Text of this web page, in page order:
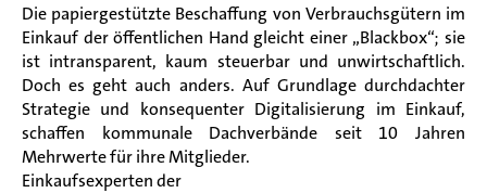
Die papiergestützte Beschaffung von Verbrauchsgütern im
Einkauf der öffentlichen Hand gleicht einer „Blackbox“; sie
ist intransparent, kaum steuerbar und unwirtschaftlich.
Doch es geht auch anders. Auf Grundlage durchdachter
Strategie und konsequenter Digitalisierung im Einkauf,
schaffen kommunale Dachverbände seit 10 Jahren
Mehrwerte für ihre Mitglieder.
Einkaufsexperten der